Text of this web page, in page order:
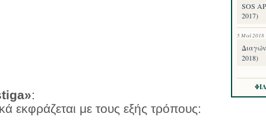
:
εκφράζεται με τους εξής τρόπους:
SOS
2017)
5 Μαΐ 2018
2018)